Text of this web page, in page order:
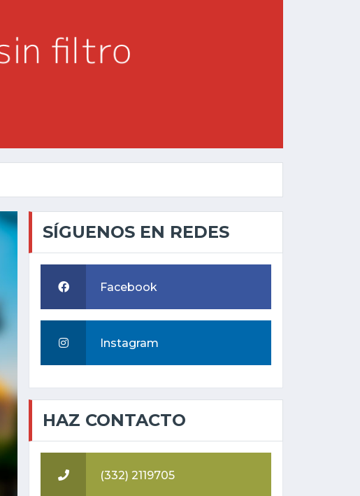
SÍGUENOS EN REDES
Facebook
Instagram
HAZ CONTACTO
(332) 2119705